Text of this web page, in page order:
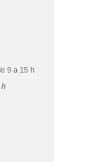
9 a 15 h
h